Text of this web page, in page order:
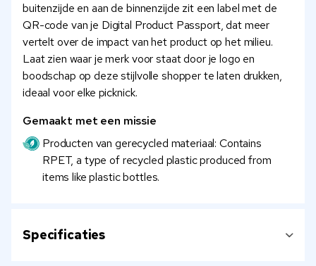
buitenzijde en aan de binnenzijde zit een label met de
QR-code van je Digital Product Passport, dat meer
vertelt over de impact van het product op het milieu.
Laat zien waar je merk voor staat door je logo en
boodschap op deze stijlvolle shopper te laten drukken,
ideaal voor elke picknick.
Gemaakt met een missie
Producten van gerecycled materiaal: Contains
RPET, a type of recycled plastic produced from
items like plastic bottles.
Specificaties